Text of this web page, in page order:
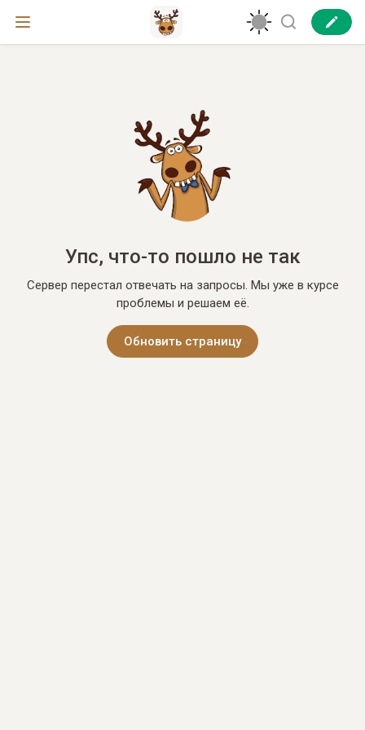
Упс, что-то пошло не так
Сервер перестал отвечать на запросы. Мы уже в курсе
проблемы и решаем её.
Обновить страницу